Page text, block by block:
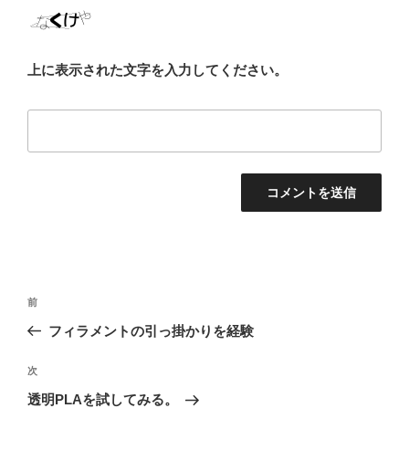
上に表示された文字を入力してください。
投
ナ
ビ
ゲ
前
の
稿
前
フィラメントの引っ掛かりを経験
次
の
次
透明PLAを試してみる。